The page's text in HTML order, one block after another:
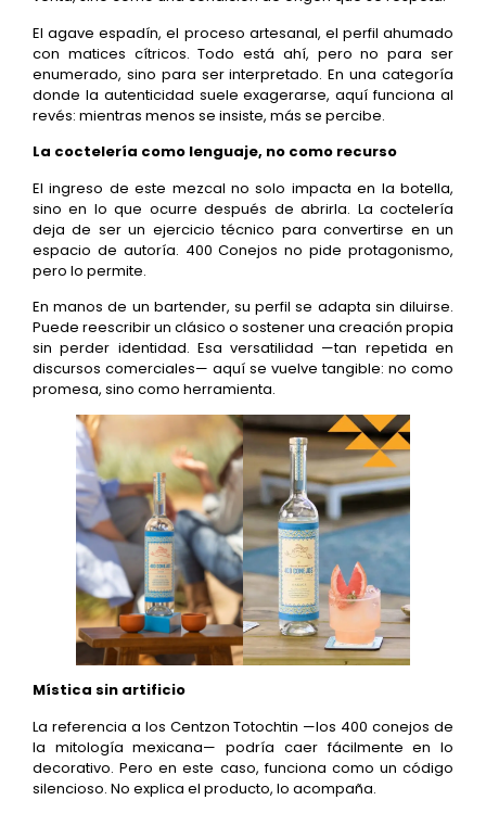
El agave espadín, el proceso artesanal, el perfil ahumado
con matices cítricos. Todo está ahí, pero no para ser
enumerado, sino para ser interpretado. En una categoría
donde la autenticidad suele exagerarse, aquí funciona al
revés: mientras menos se insiste, más se percibe.
La coctelería como lenguaje, no como recurso
El ingreso de este mezcal no solo impacta en la botella,
sino en lo que ocurre después de abrirla. La coctelería
deja de ser un ejercicio técnico para convertirse en un
espacio de autoría. 400 Conejos no pide protagonismo,
pero lo permite.
En manos de un bartender, su perfil se adapta sin diluirse.
Puede reescribir un clásico o sostener una creación propia
sin perder identidad. Esa versatilidad —tan repetida en
discursos comerciales— aquí se vuelve tangible: no como
promesa, sino como herramienta.
Mística sin artificio
La referencia a los Centzon Totochtin —los 400 conejos de
la mitología mexicana— podría caer fácilmente en lo
decorativo. Pero en este caso, funciona como un código
silencioso. No explica el producto, lo acompaña.